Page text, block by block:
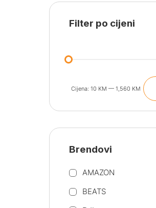
Filter po cijeni
Cijena: 10 KM — 1,560 KM
Brendovi
AMAZON
BEATS